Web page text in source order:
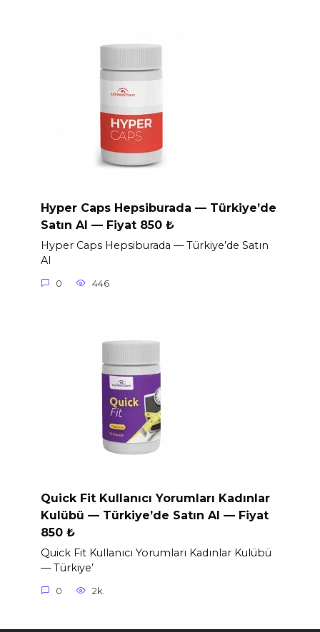
Hyper Caps Hepsiburada — Türkiye’de
Satın Al — Fiyat 850 ₺
Hyper Caps Hepsiburada — Türkiye’de Satın
Al
0 446
Quick Fit Kullanıcı Yorumları Kadınlar
Kulübü — Türkiye’de Satın Al — Fiyat
850 ₺
Quick Fit Kullanıcı Yorumları Kadınlar Kulübü
— Türkiye’
0 2k.